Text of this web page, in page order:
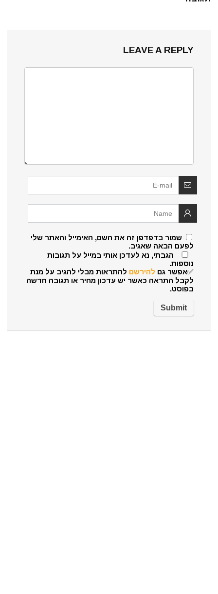
LEAVE A REPLY
שמור בדפדפן זה את השם, האימייל והאתר שלי
לפעם הבאה שאגיב.
הגבתי, נא לעדכן אותי במייל על תגובות
נוספות.
✅אפשר גם להירשם להתראות מבלי להגיב על מנת
לקבל התראה כאשר יש עדכון מחיר או תגובה חדשה
בפוסט.